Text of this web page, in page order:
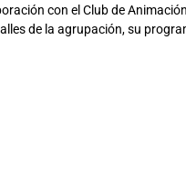
con el Club de
de la agrupación, su